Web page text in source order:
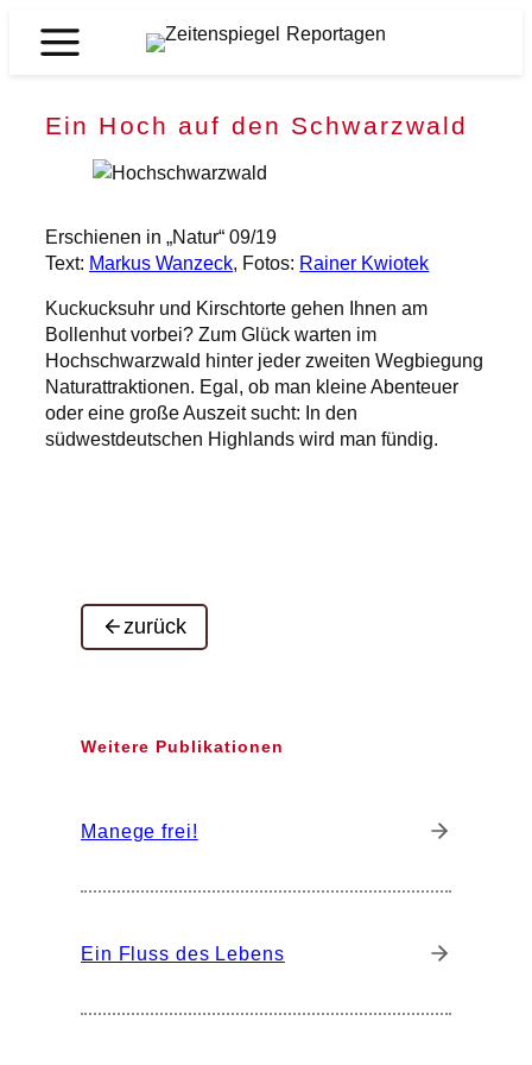
Inhalt
Zeitenspiegel
Ein Hoch auf den Schwarzwald
Erschienen in „Natur“ 09/19
Text: Markus Wanzeck, Fotos: Rainer Kwiotek
Kuckucksuhr und Kirschtorte gehen Ihnen am
Bollenhut vorbei? Zum Glück warten im
Hochschwarzwald hinter jeder zweiten Wegbiegung
Naturattraktionen. Egal, ob man kleine Abenteuer
oder eine große Auszeit sucht: In den
südwestdeutschen Highlands wird man fündig.
zurück
Weitere Publikationen
Manege frei!
Ein Fluss des Lebens